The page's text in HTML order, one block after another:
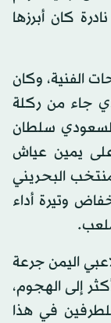
كان أبرزها
الفنية، وكان
جاء من ركلة
سلطان
يمين عياش
البحريني
وتيرة أداء
اليمن جرعة
إلى الهجوم،
في هذا